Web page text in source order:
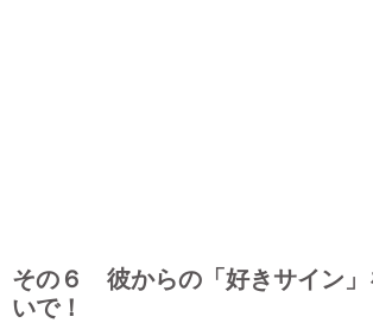
その６ 彼からの「好きサイン」
いで！